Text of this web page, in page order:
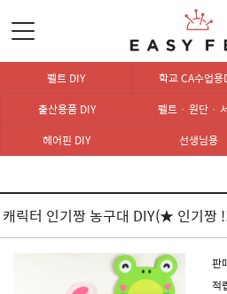
펠트 DIY 학교 CA수업용
출산용품 DIY
펠트 · 원단 ·
헤어핀 DIY
선생님용
캐릭터 인기짱 농구대 DIY(★ 인기짱
판
적